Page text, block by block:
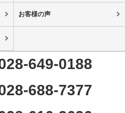
お客様の声
649-0188
688-7377